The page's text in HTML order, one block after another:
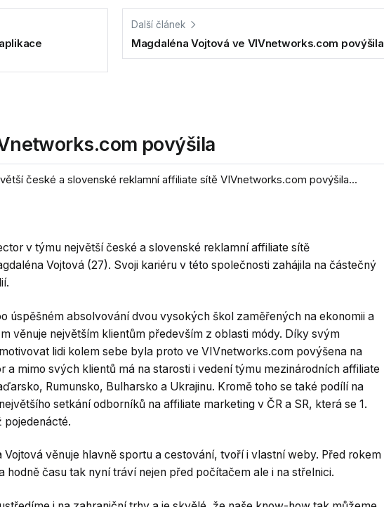
Další článek
Magdaléna Vojtová ve VIVnetworks.com povýšila
povýšila
české a slovenské reklamní affiliate sítě VIVnetworks.com povýšila...
v týmu největší české a slovenské reklamní affiliate sítě
Vojtová (27). Svoji kariéru v této společnosti zahájila na částečný
úspěšném absolvování dvou vysokých škol zaměřených na ekonomii a
věnuje největším klientům především z oblasti módy. Díky svým
lidi kolem sebe byla proto ve VIVnetworks.com povýšena na
a mimo svých klientů má na starosti i vedení týmu mezinárodních affiliate
Rumunsko, Bulharsko a Ukrajinu. Kromě toho se také podílí na
setkání odborníků na affiliate marketing v ČR a SR, která se 1.
pojedenácté.
Vojtová věnuje hlavně sportu a cestování, tvoří i vlastní weby. Před rokem
hodně času tak nyní tráví nejen před počítačem ale i na střelnici.